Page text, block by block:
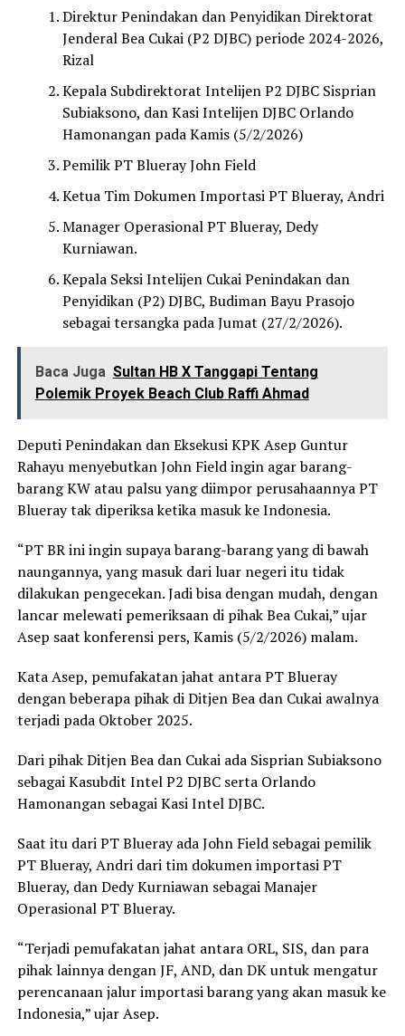
Direktur Penindakan dan Penyidikan Direktorat
Jenderal Bea Cukai (P2 DJBC) periode 2024-2026,
Rizal
Kepala Subdirektorat Intelijen P2 DJBC Sisprian
Subiaksono, dan Kasi Intelijen DJBC Orlando
Hamonangan pada Kamis (5/2/2026)
Pemilik PT Blueray John Field
Ketua Tim Dokumen Importasi PT Blueray, Andri
Manager Operasional PT Blueray, Dedy
Kurniawan.
Kepala Seksi Intelijen Cukai Penindakan dan
Penyidikan (P2) DJBC, Budiman Bayu Prasojo
sebagai tersangka pada Jumat (27/2/2026).
Baca Juga Sultan HB X Tanggapi Tentang
Polemik Proyek Beach Club Raffi Ahmad
Deputi Penindakan dan Eksekusi KPK Asep Guntur
Rahayu menyebutkan John Field ingin agar barang-
barang KW atau palsu yang diimpor perusahaannya PT
Blueray tak diperiksa ketika masuk ke Indonesia.
“PT BR ini ingin supaya barang-barang yang di bawah
naungannya, yang masuk dari luar negeri itu tidak
dilakukan pengecekan. Jadi bisa dengan mudah, dengan
lancar melewati pemeriksaan di pihak Bea Cukai,” ujar
Asep saat konferensi pers, Kamis (5/2/2026) malam.
Kata Asep, pemufakatan jahat antara PT Blueray
dengan beberapa pihak di Ditjen Bea dan Cukai awalnya
terjadi pada Oktober 2025.
Dari pihak Ditjen Bea dan Cukai ada Sisprian Subiaksono
sebagai Kasubdit Intel P2 DJBC serta Orlando
Hamonangan sebagai Kasi Intel DJBC.
Saat itu dari PT Blueray ada John Field sebagai pemilik
PT Blueray, Andri dari tim dokumen importasi PT
Blueray, dan Dedy Kurniawan sebagai Manajer
Operasional PT Blueray.
“Terjadi pemufakatan jahat antara ORL, SIS, dan para
pihak lainnya dengan JF, AND, dan DK untuk mengatur
perencanaan jalur importasi barang yang akan masuk ke
Indonesia,” ujar Asep.